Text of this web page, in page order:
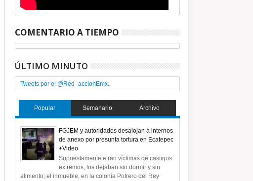
COMENTARIO A TIEMPO
ÚLTIMO MINUTO
Tweets por el @Red_accionEmx.
Popular Semanario Archivo
FGJEM y autoridades desalojan a internos
de anexo por presunta tortura en Ecatepec
+Video
Supuestamente e ran víctimas de castigos
extremos, los dejaban sin dormir y sin
alimento; el inmueble, en la colonia Potrero del Rey